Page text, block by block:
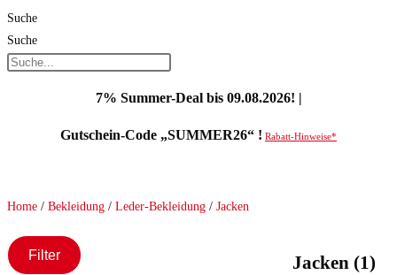
Suche
Suche
7% Summer-Deal bis 09.08.2026! |
Gutschein-Code „SUMMER26“ ! Rabatt-Hinweise*
Home / Bekleidung / Leder-Bekleidung / Jacken
Filter Jacken (1)